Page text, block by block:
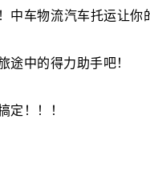
中车物流汽车托运让你
途中的得力助手吧！
定！！！